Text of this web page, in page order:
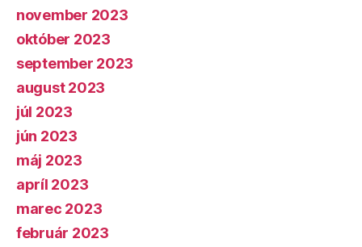
november 2023
október 2023
september 2023
august 2023
júl 2023
jún 2023
máj 2023
apríl 2023
marec 2023
február 2023